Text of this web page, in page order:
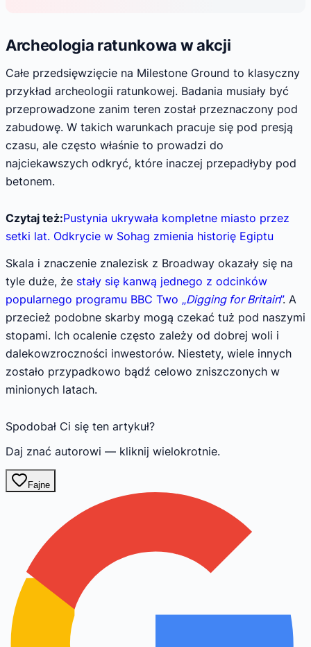
Archeologia ratunkowa w akcji
Całe przedsięwzięcie na Milestone Ground to klasyczny
przykład archeologii ratunkowej. Badania musiały być
przeprowadzone zanim teren został przeznaczony pod
zabudowę. W takich warunkach pracuje się pod presją
czasu, ale często właśnie to prowadzi do
najciekawszych odkryć, które inaczej przepadłyby pod
betonem.
Czytaj też:Pustynia ukrywała kompletne miasto przez
setki lat. Odkrycie w Sohag zmienia historię Egiptu
Skala i znaczenie znalezisk z Broadway okazały się na
tyle duże, że stały się kanwą jednego z odcinków
popularnego programu BBC Two „Digging for Britain”. A
przecież podobne skarby mogą czekać tuż pod naszymi
stopami. Ich ocalenie często zależy od dobrej woli i
dalekowzroczności inwestorów. Niestety, wiele innych
zostało przypadkowo bądź celowo zniszczonych w
minionych latach.
Spodobał Ci się ten artykuł?
Daj znać autorowi — kliknij wielokrotnie.
Fajne